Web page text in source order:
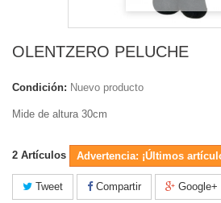
OLENTZERO PELUCHE
Condición: Nuevo producto
Mide de altura 30cm
2 Artículos Advertencia: ¡Últimos
Tweet Compartir Google+